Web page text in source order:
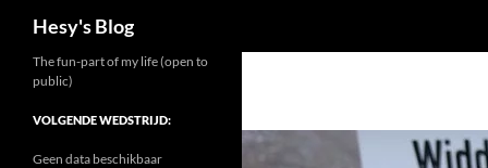
Hesy's Blog
The fun-part of my life (open to
public)
VOLGENDE WEDSTRIJD:
Geen data beschikbaar